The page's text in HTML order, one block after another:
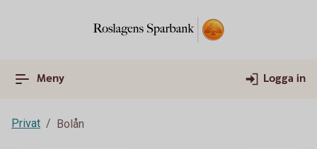
Meny Logga in
Privat Bolån